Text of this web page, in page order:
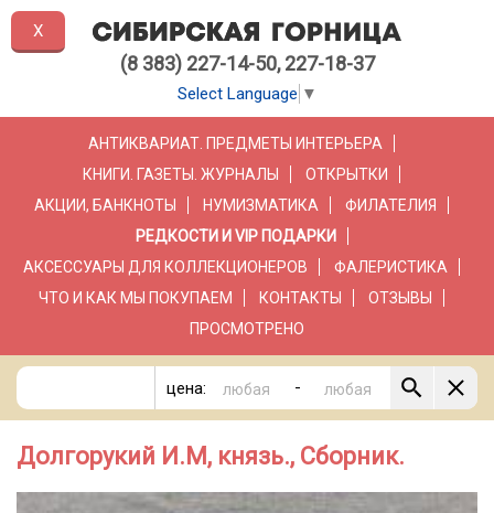
(8 383) 227-14-50, 227-18-37
Select Language ▼
АНТИКВАРИАТ. ПРЕДМЕТЫ ИНТЕРЬЕРА
КНИГИ. ГАЗЕТЫ. ЖУРНАЛЫ
ОТКРЫТКИ
АКЦИИ, БАНКНОТЫ
НУМИЗМАТИКА
ФИЛАТЕЛИЯ
РЕДКОСТИ И VIP ПОДАРКИ
АКСЕССУАРЫ ДЛЯ КОЛЛЕКЦИОНЕРОВ
ФАЛЕРИСТИКА
ЧТО И КАК МЫ ПОКУПАЕМ
КОНТАКТЫ
ОТЗЫВЫ
ПРОСМОТРЕНО
цена: -
Долгорукий И.М, князь., Сборник.
X